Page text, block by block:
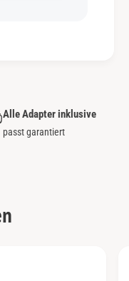
Alle Adapter inklusive
passt garantiert